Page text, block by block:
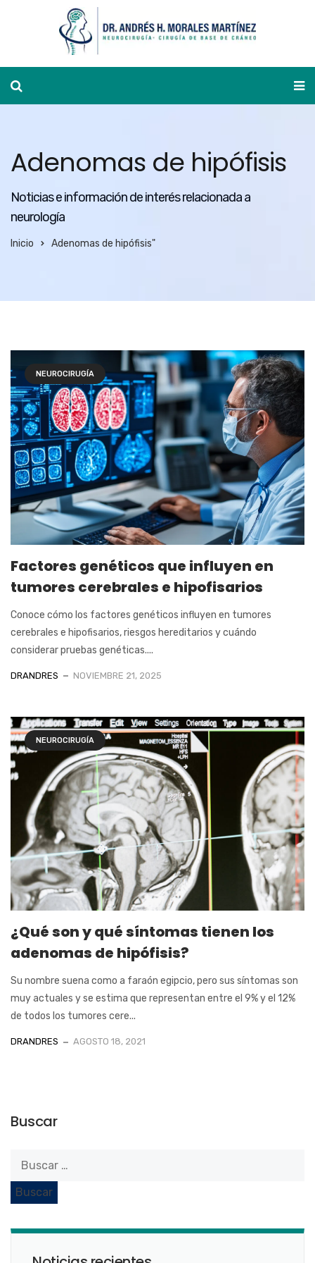
Adenomas de hipófisis
Noticias e información de interés relacionada a
neurología
Inicio Adenomas de hipófisis"
NEUROCIRUGÍA
Factores genéticos que influyen en
tumores cerebrales e hipofisarios
Conoce cómo los factores genéticos influyen en tumores
cerebrales e hipofisarios, riesgos hereditarios y cuándo
considerar pruebas genéticas....
DRANDRES NOVIEMBRE 21, 2025
NEUROCIRUGÍA
¿Qué son y qué síntomas tienen los
adenomas de hipófisis?
Su nombre suena como a faraón egipcio, pero sus síntomas son
muy actuales y se estima que representan entre el 9% y el 12%
de todos los tumores cere...
DRANDRES AGOSTO 18, 2021
Buscar